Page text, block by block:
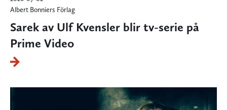
Albert Bonniers Förlag
Sarek av Ulf Kvensler blir tv-serie på
Prime Video